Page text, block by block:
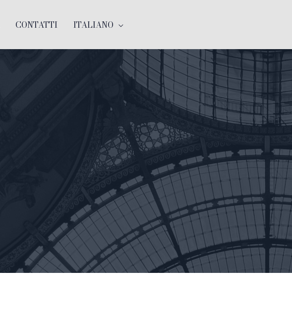
CONTATTI ITALIANO